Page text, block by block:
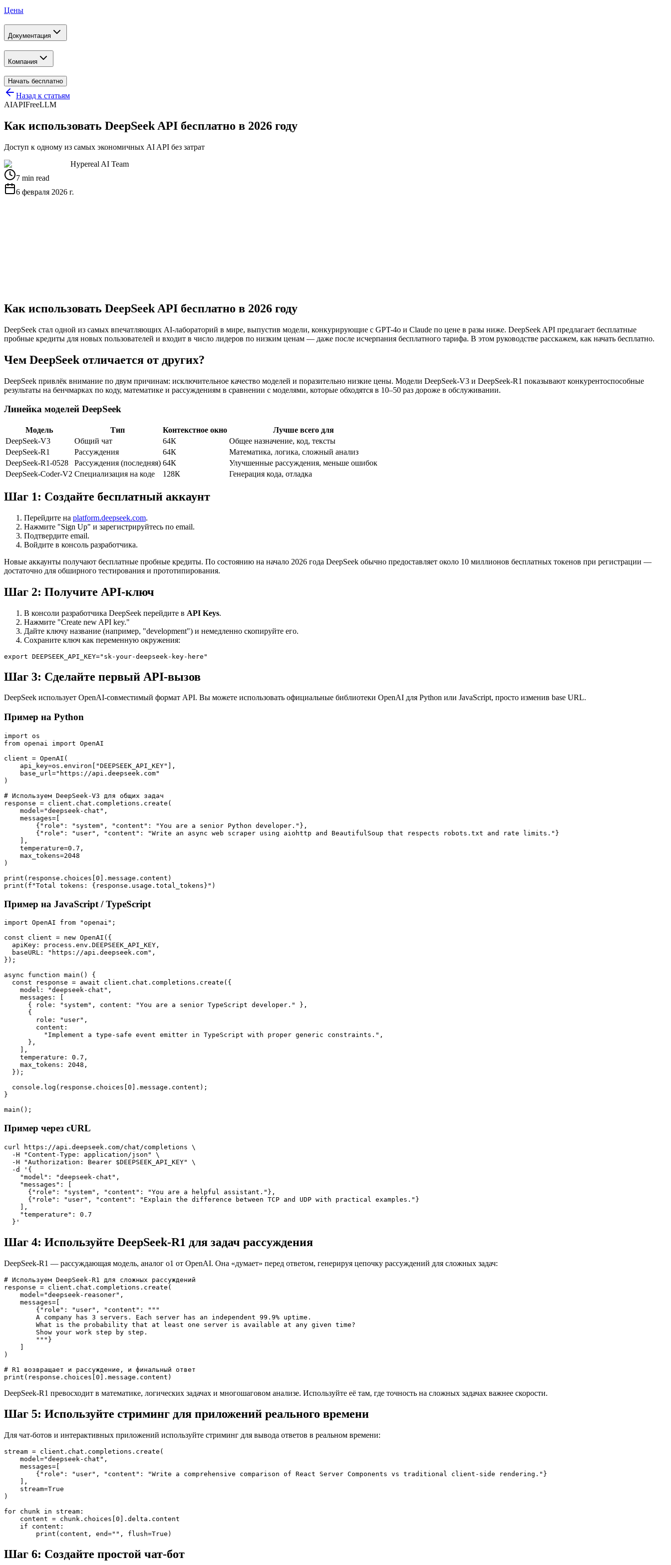
Цены
Документация
Компания
Начать бесплатно
Назад к статьям
AIAPIFreeLLM
Как использовать DeepSeek API бесплатно в 2026 году
Доступ к одному из самых экономичных AI API без затрат
Hypereal AI Team
7 min read
6 февраля 2026 г.
Как использовать DeepSeek API бесплатно в 2026 году
DeepSeek стал одной из самых впечатляющих AI-лабораторий в мире, выпустив модели, конкурирующие с GPT-4o и Claude по цене в разы ниже. DeepSeek API предлагает бесплатные
пробные кредиты для новых пользователей и входит в число лидеров по низким ценам — даже после исчерпания бесплатного тарифа. В этом руководстве расскажем, как начать бесплатно.
Чем DeepSeek отличается от других?
DeepSeek привлёк внимание по двум причинам: исключительное качество моделей и поразительно низкие цены. Модели DeepSeek-V3 и DeepSeek-R1 показывают конкурентоспособные
результаты на бенчмарках по коду, математике и рассуждениям в сравнении с моделями, которые обходятся в 10–50 раз дороже в обслуживании.
Линейка моделей DeepSeek
Модель Тип Контекстное окно
Лучше всего для
DeepSeek-V3
Общий чат 64К
Общее назначение, код, тексты
DeepSeek-R1
Рассуждения 64К
Математика, логика, сложный анализ
DeepSeek-R1-0528
Рассуждения (последняя) 64К
Улучшенные рассуждения, меньше ошибок
DeepSeek-Coder-V2 Специализация на коде 128К Генерация кода, отладка
Шаг 1: Создайте бесплатный аккаунт
Перейдите на platform.deepseek.com.
Нажмите "Sign Up" и зарегистрируйтесь по email.
Подтвердите email.
Войдите в консоль разработчика.
Новые аккаунты получают бесплатные пробные кредиты. По состоянию на начало 2026 года DeepSeek обычно предоставляет около 10 миллионов бесплатных токенов при регистрации —
достаточно для обширного тестирования и прототипирования.
Шаг 2: Получите API-ключ
В консоли разработчика DeepSeek перейдите в API Keys.
Нажмите "Create new API key."
Дайте ключу название (например, "development") и немедленно скопируйте его.
Сохраните ключ как переменную окружения:
Шаг 3: Сделайте первый API-вызов
DeepSeek использует OpenAI-совместимый формат API. Вы можете использовать официальные библиотеки OpenAI для Python или JavaScript, просто изменив base URL.
Пример на Python
import os
from openai import OpenAI
client = OpenAI(
    api_key=os.environ["DEEPSEEK_API_KEY"],
    base_url="https://api.deepseek.com"
)
# Используем DeepSeek-V3 для общих задач
response = client.chat.completions.create(
    model="deepseek-chat",
    messages=[
        {"role": "system", "content": "You are a senior Python developer."},
        {"role": "user", "content": "Write an async web scraper using aiohttp and BeautifulSoup that respects robots.txt and rate limits."}
    ],
    temperature=0.7,
    max_tokens=2048
)
print(response.choices[0].message.content)
Пример на JavaScript / TypeScript
import OpenAI from "openai";
const client = new OpenAI({
  apiKey: process.env.DEEPSEEK_API_KEY,
  baseURL: "https://api.deepseek.com",
});
async function main() {
  const response = await client.chat.completions.create({
    model: "deepseek-chat",
    messages: [
      { role: "system", content: "You are a senior TypeScript developer." },
      {
        role: "user",
        content:
          "Implement a type-safe event emitter in TypeScript with proper generic constraints.",
      },
    ],
    temperature: 0.7,
    max_tokens: 2048,
  });
  console.log(response.choices[0].message.content);
}
Пример через cURL
curl https://api.deepseek.com/chat/completions \
  -H "Content-Type: application/json" \
  -H "Authorization: Bearer $DEEPSEEK_API_KEY" \
  -d '{
    "model": "deepseek-chat",
    "messages": [
      {"role": "system", "content": "You are a helpful assistant."},
      {"role": "user", "content": "Explain the difference between TCP and UDP with practical examples."}
    ],
    "temperature": 0.7
Шаг 4: Используйте DeepSeek-R1 для задач рассуждения
DeepSeek-R1 — рассуждающая модель, аналог o1 от OpenAI. Она «думает» перед ответом, генерируя цепочку рассуждений для сложных задач:
# Используем DeepSeek-R1 для сложных рассуждений
response = client.chat.completions.create(
    model="deepseek-reasoner",
    messages=[
        {"role": "user", "content": """
        A company has 3 servers. Each server has an independent 99.9% uptime.
        What is the probability that at least one server is available at any given time?
        Show your work step by step.
        """}
    ]
)
# R1 возвращает и рассуждение, и финальный ответ
DeepSeek-R1 превосходит в математике, логических задачах и многошаговом анализе. Используйте её там, где точность на сложных задачах важнее скорости.
Шаг 5: Используйте стриминг для приложений реального времени
Для чат-ботов и интерактивных приложений используйте стриминг для вывода ответов в реальном времени:
stream = client.chat.completions.create(
    model="deepseek-chat",
    messages=[
        {"role": "user", "content": "Write a comprehensive comparison of React Server Components vs traditional client-side rendering."}
    ],
    stream=True
)
for chunk in stream:
    content = chunk.choices[0].delta.content
    if content:
Шаг 6: Создайте простой чат-бот